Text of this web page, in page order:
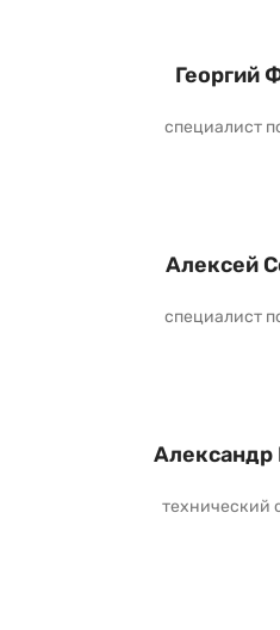
Георгий
специалист
Алексей
специалист
технический